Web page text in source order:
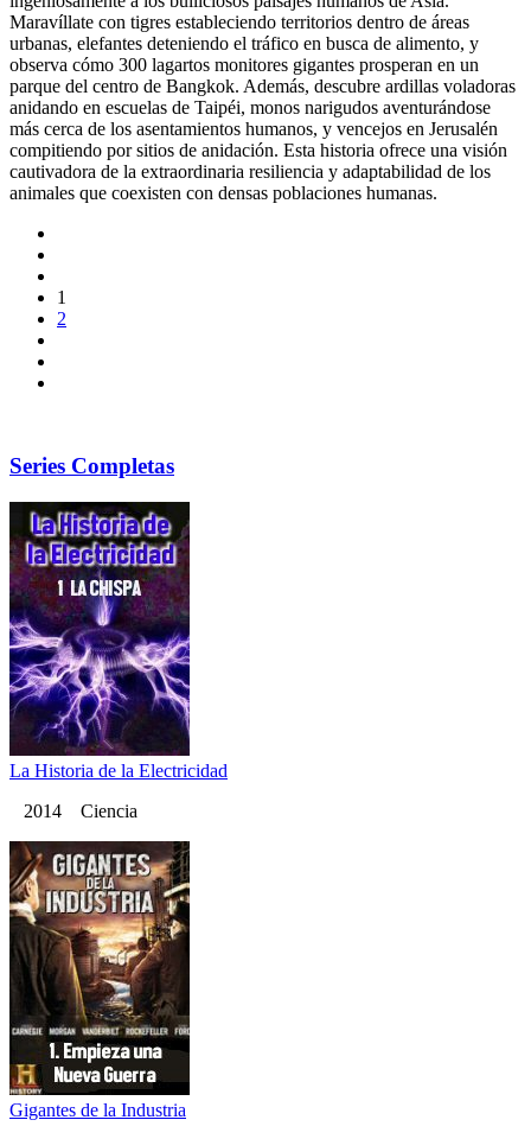
Maravíllate con tigres estableciendo territorios dentro de áreas
urbanas, elefantes deteniendo el tráfico en busca de alimento, y
observa cómo 300 lagartos monitores gigantes prosperan en un
parque del centro de Bangkok. Además, descubre ardillas voladoras
anidando en escuelas de Taipéi, monos narigudos aventurándose
más cerca de los asentamientos humanos, y vencejos en Jerusalén
compitiendo por sitios de anidación. Esta historia ofrece una visión
cautivadora de la extraordinaria resiliencia y adaptabilidad de los
animales que coexisten con densas poblaciones humanas.
1
2
Series Completas
La Historia de la Electricidad
2014 Ciencia
Gigantes de la Industria